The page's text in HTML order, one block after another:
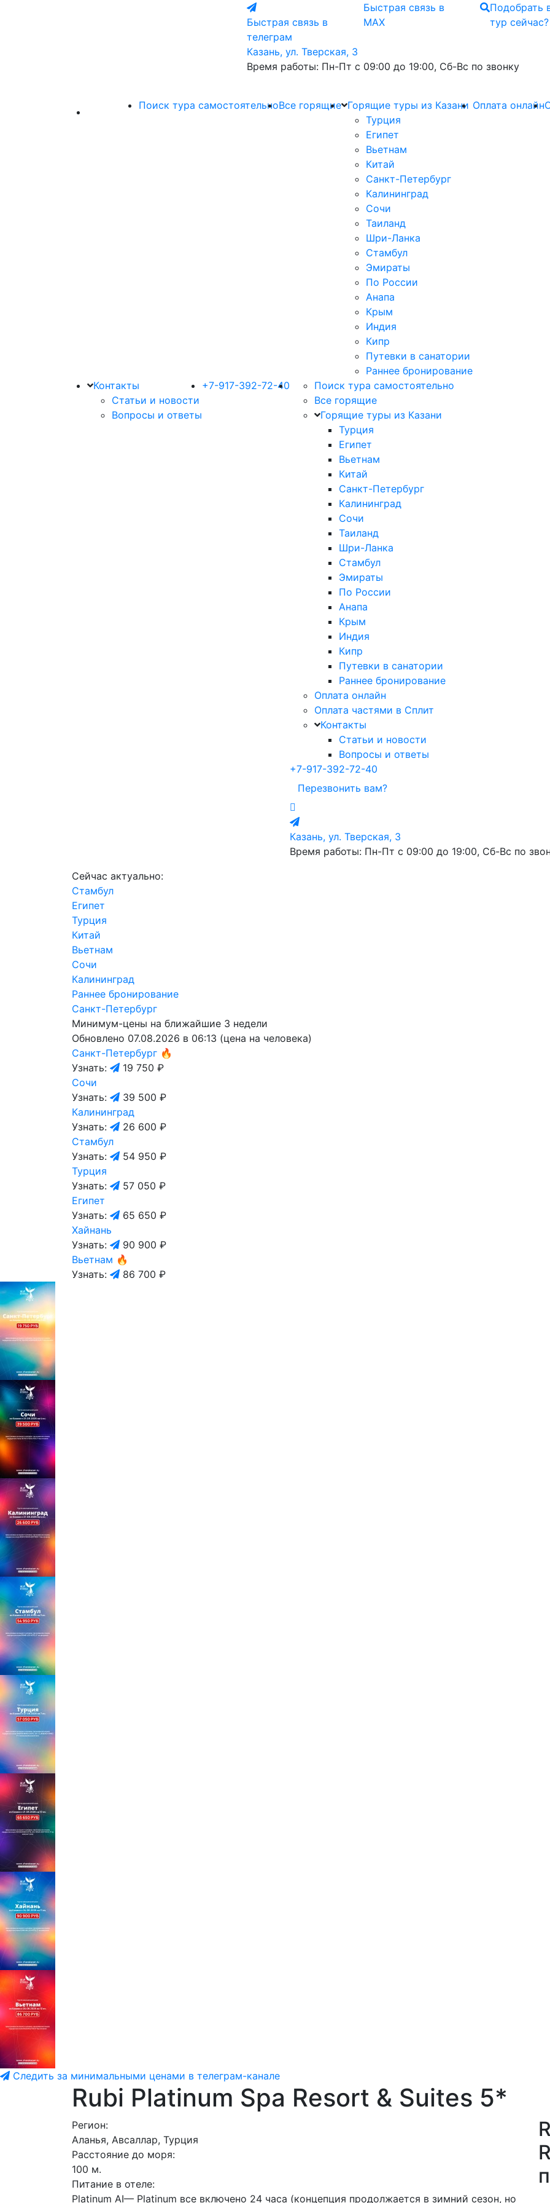
Быстрая связь в
телеграм
Быстрая связь в
MAX
Подобрать
тур сейчас?
Казань, ул. Тверская, 3
Время работы: Пн-Пт с 09:00 до 19:00, Сб-Вс по звонку
Поиск тура самостоятельноВсе горящие Горящие туры из Казани
Турция
Египет
Вьетнам
Китай
Санкт-Петербург
Калининград
Сочи
Таиланд
Шри-Ланка
Стамбул
Эмираты
По России
Анапа
Крым
Индия
Кипр
Путевки в санатории
Раннее бронирование
Оплата онлайн
Контакты
Статьи и новости
Вопросы и ответы
+7-917-392-72-40
Поиск тура самостоятельно
Все горящие
Горящие туры из Казани
Турция
Египет
Вьетнам
Китай
Санкт-Петербург
Калининград
Сочи
Таиланд
Шри-Ланка
Стамбул
Эмираты
По России
Анапа
Крым
Индия
Кипр
Путевки в санатории
Раннее бронирование
Оплата онлайн
Оплата частями в Сплит
Контакты
Статьи и новости
Вопросы и ответы
+7-917-392-72-40
Перезвонить вам?
Казань, ул. Тверская, 3
Время работы: Пн-Пт с 09:00 до 19:00, Сб-Вс по
Сейчас актуально:
Стамбул
Египет
Турция
Китай
Вьетнам
Сочи
Калининград
Раннее бронирование
Санкт-Петербург
Минимум-цены на ближайшие 3 недели
Обновлено 07.08.2026 в 06:13 (цена на человека)
Санкт-Петербург 🔥
Узнать:
19 750 ₽
Сочи
Узнать:
39 500 ₽
Калининград
Узнать:
26 600 ₽
Стамбул
Узнать:
54 950 ₽
Турция
Узнать:
57 050 ₽
Египет
Узнать:
65 650 ₽
Хайнань
Узнать:
90 900 ₽
Вьетнам 🔥
Узнать:
86 700 ₽
Следить за минимальными ценами в телеграм-канале
Rubi Platinum Spa Resort & Suites 5*
Регион:
Аланья, Авсаллар, Турция
Расстояние до моря:
100 м.
Питание в отеле:
Platinum AI— Platinum все включено 24 часа (концепция продолжается в зимний сезон, но